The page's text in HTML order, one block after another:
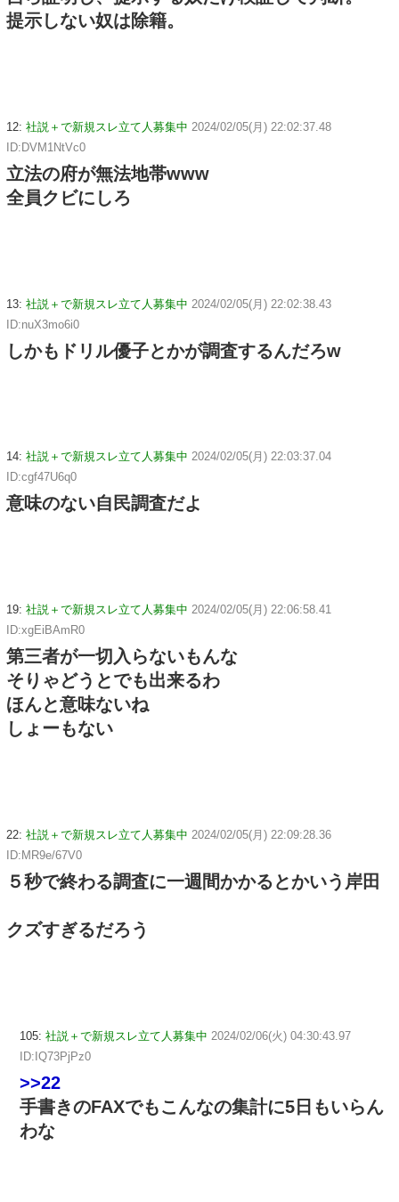
提示しない奴は除籍。
12: 社説＋で新規スレ立て人募集中 2024/02/05(月) 22:02:37.48
ID:DVM1NtVc0
立法の府が無法地帯www
全員クビにしろ
13: 社説＋で新規スレ立て人募集中 2024/02/05(月) 22:02:38.43
ID:nuX3mo6i0
しかもドリル優子とかが調査するんだろw
14: 社説＋で新規スレ立て人募集中 2024/02/05(月) 22:03:37.04
ID:cgf47U6q0
意味のない自民調査だよ
19: 社説＋で新規スレ立て人募集中 2024/02/05(月) 22:06:58.41
ID:xgEiBAmR0
第三者が一切入らないもんな
そりゃどうとでも出来るわ
ほんと意味ないね
しょーもない
22: 社説＋で新規スレ立て人募集中 2024/02/05(月) 22:09:28.36
ID:MR9e/67V0
５秒で終わる調査に一週間かかるとかいう岸田
クズすぎるだろう
105: 社説＋で新規スレ立て人募集中 2024/02/06(火) 04:30:43.97
ID:IQ73PjPz0
>>22
手書きのFAXでもこんなの集計に5日もいらん
わな